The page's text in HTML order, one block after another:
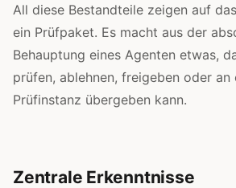
All diese Bestandteile zeigen auf
ein Prüfpaket. Es macht aus der
Behauptung eines Agenten etwas,
prüfen, ablehnen, freigeben oder an
Prüfinstanz übergeben kann.
Zentrale Erkenntnisse